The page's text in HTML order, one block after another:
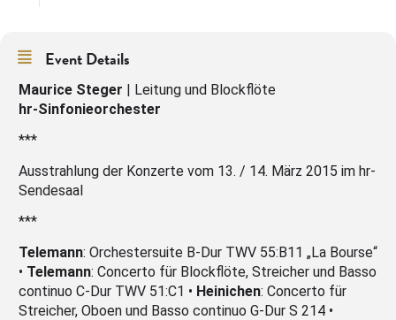
Event Details
Maurice Steger | Leitung und Blockflöte
hr-Sinfonieorchester
***
Ausstrahlung der Konzerte vom 13. / 14. März 2015 im hr-
Sendesaal
***
Telemann: Orchestersuite B-Dur TWV 55:B11 „La Bourse“
• Telemann: Concerto für Blockflöte, Streicher und Basso
continuo C-Dur TWV 51:C1 • Heinichen: Concerto für
Streicher, Oboen und Basso continuo G-Dur S 214 •